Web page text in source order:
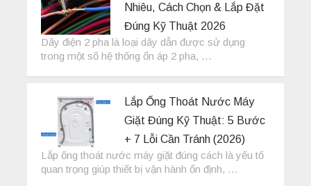
Nhiêu, Cách Chọn & Lắp Đặt
Đúng Kỹ Thuật 2026
Dây điện 2 pha là loại dây dẫn được sử dụng
trong một số hệ thống ổn áp 2 pha, …
Lắp Ống Thoát Nước Máy
Giặt Đúng Kỹ Thuật: 5 Bước
+ 7 Lỗi Cần Tránh (2026)
Lắp ống thoát nước máy giặt đúng cách là yếu tố
quan trọng giúp thiết bị vận hành ổn định, …